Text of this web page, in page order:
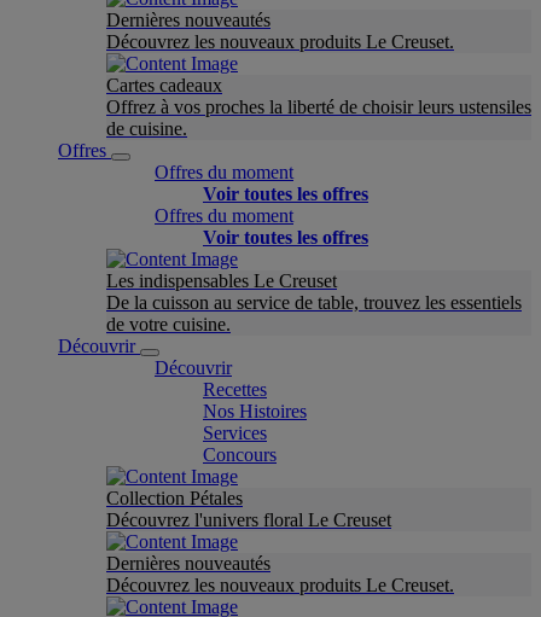
Dernières nouveautés
Découvrez les nouveaux produits Le Creuset.
Cartes cadeaux
Offrez à vos proches la liberté de choisir leurs ustensiles
de cuisine.
Offres
Offres du moment
Voir toutes les offres
Offres du moment
Voir toutes les offres
Les indispensables Le Creuset
De la cuisson au service de table, trouvez les essentiels
de votre cuisine.
Découvrir
Découvrir
Recettes
Nos Histoires
Services
Concours
Collection Pétales
Découvrez l'univers floral Le Creuset
Dernières nouveautés
Découvrez les nouveaux produits Le Creuset.